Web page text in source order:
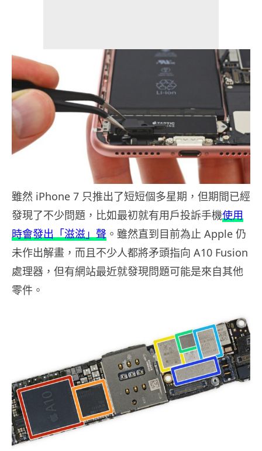
雖然 iPhone 7 只推出了短短個多星期，但期間已經
發現了不少問題，比如最初就有用戶投訴手機使用
時會發出「滋滋」聲 。雖然直到目前為止 Apple 仍
未作出解畫，而且不少人都將矛頭指向 A10 Fusion
處理器，但有網站最近就發現問題可能是來自其他
零件。